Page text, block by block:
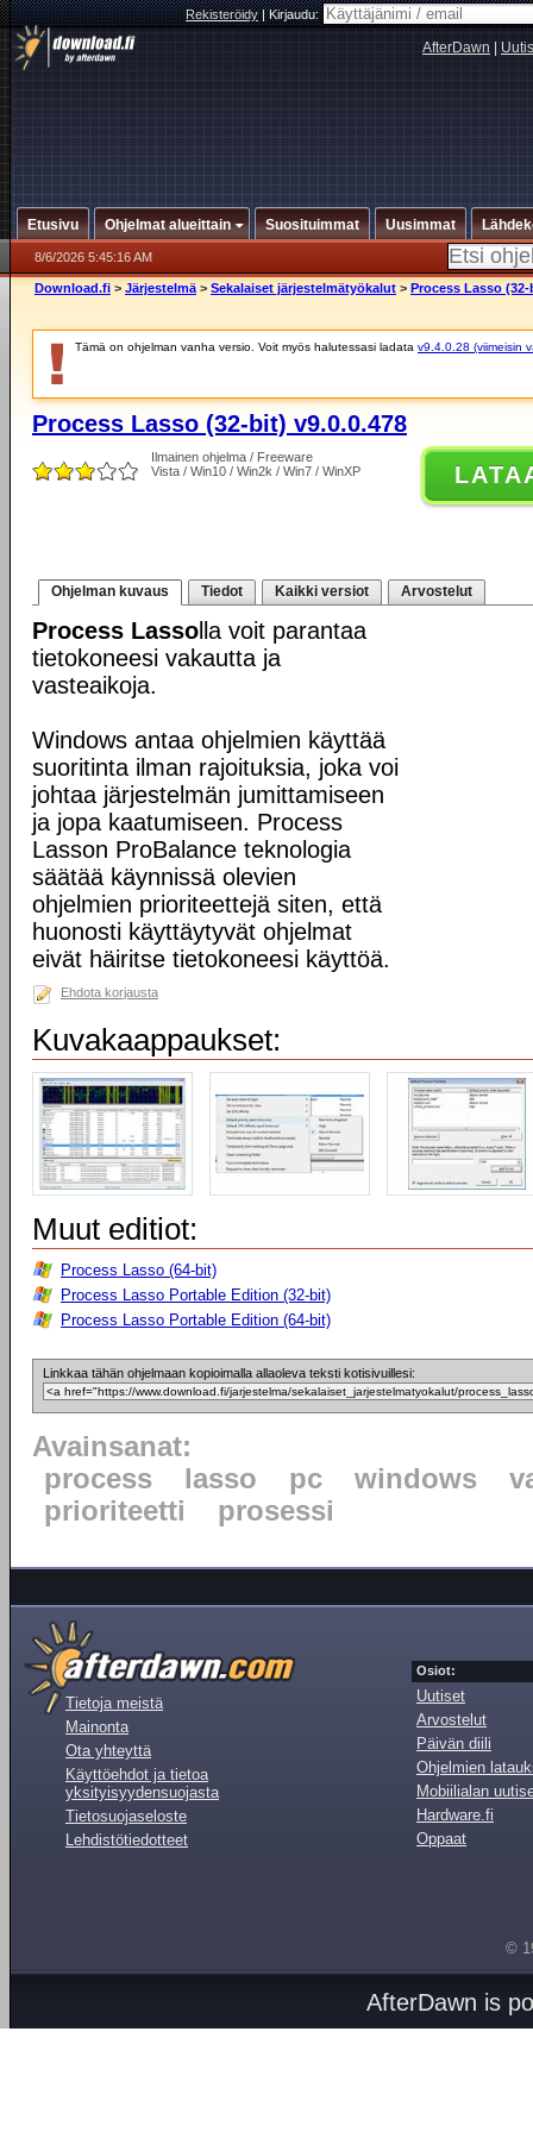
Rekisteröidy|Kirjaudu:
AfterDawn
Etusivu Ohjelmat alueittain Suosituimmat Uusimmat
8/6/2026 5:45:16 AM
Download.fi > Järjestelmä > Sekalaiset järjestelmätyökalut > Process Lasso (32-
Tämä on ohjelman vanha versio. Voit myös halutessasi ladata v9.4.0.28 (viimeisin
Process Lasso (32-bit) v9.0.0.478
Ilmainen ohjelma / Freeware
Vista / Win10 / Win2k / Win7 / WinXP
Ohjelman kuvaus Tiedot Kaikki versiot Arvostelut
Process Lasso lla voit parantaa
tietokoneesi vakautta ja
vasteaikoja.
Windows antaa ohjelmien käyttää
suoritinta ilman rajoituksia, joka voi
johtaa järjestelmän jumittamiseen
ja jopa kaatumiseen. Process
Lasson ProBalance teknologia
säätää käynnissä olevien
ohjelmien prioriteettejä siten, että
huonosti käyttäytyvät ohjelmat
eivät häiritse tietokoneesi käyttöä.
Ehdota korjausta
Kuvakaappaukset:
Muut editiot:
Process Lasso (64-bit)
Process Lasso Portable Edition (32-bit)
Process Lasso Portable Edition (64-bit)
Linkkaa tähän ohjelmaan kopioimalla allaoleva teksti kotisivuillesi:
Avainsanat:
process
lasso pc windows
prioriteetti
prosessi
Tietoja meistä
Mainonta
Ota yhteyttä
Käyttöehdot ja tietoa
yksityisyydensuojasta
Tietosuojaseloste
Lehdistötiedotteet
Osiot:
Uutiset
Arvostelut
Päivän diili
Ohjelmien
Mobiilialan
Hardware.fi
Oppaat
©
AfterDawn is